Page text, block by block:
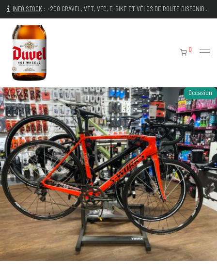
INFO STOCK : +200 GRAVEL, VTT, VTC, E-BIKE ET VÉLOS DE ROUTE DISPONIBLES IMMÉDIATEMENT
0
Occasion